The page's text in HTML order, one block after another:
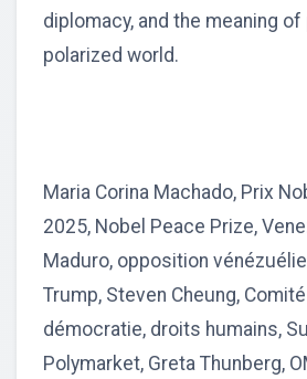
diplomacy, and the meaning of
polarized world.
Maria Corina Machado, Prix
2025, Nobel Peace Prize,
Maduro, opposition
Trump, Steven Cheung,
démocratie, droits humains,
Polymarket, Greta Thunberg,